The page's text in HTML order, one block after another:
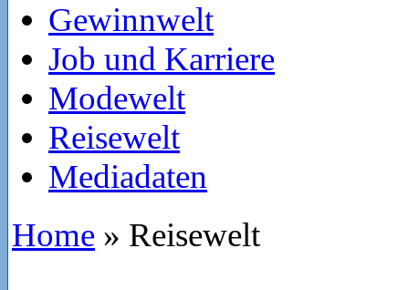
Gewinnwelt
Job und Karriere
Modewelt
Reisewelt
Mediadaten
Home » Reisewelt